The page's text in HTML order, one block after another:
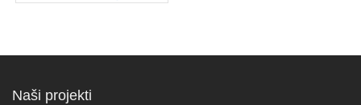
Naši projekti